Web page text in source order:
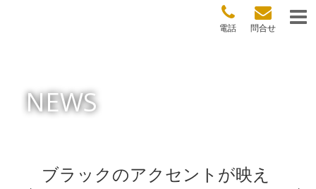
問合せ
電話
NEWS
ブラックのアクセントが映え